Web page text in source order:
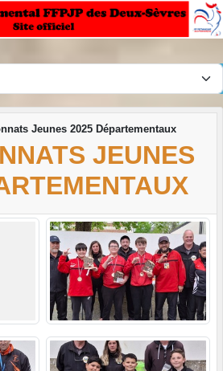
Jeunes 2025 Départementaux
JEUNES
cookies